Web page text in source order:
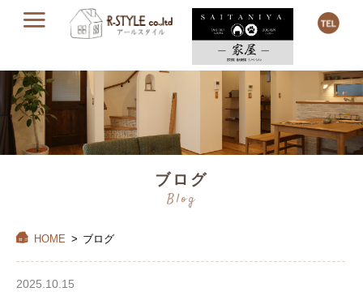
ブログ
Blog
HOME > ブログ
2025.10.15